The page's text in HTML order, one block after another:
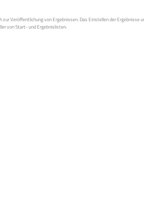
Veröffentlichung von Ergebnissen. Das Einstellen der Ergebnisse
von Start- und Ergebnislisten.